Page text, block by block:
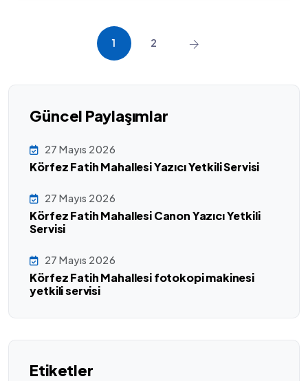
1 2
Güncel Paylaşımlar
27 Mayıs 2026
Körfez Fatih Mahallesi Yazıcı Yetkili Servisi
27 Mayıs 2026
Körfez Fatih Mahallesi Canon Yazıcı Yetkili
Servisi
27 Mayıs 2026
Körfez Fatih Mahallesi fotokopi makinesi
yetkili servisi
Etiketler